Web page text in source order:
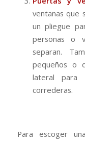
ventanas que
un pliegue
personas o
separan.
pequeños o
lateral para
correderas.
Para escoger